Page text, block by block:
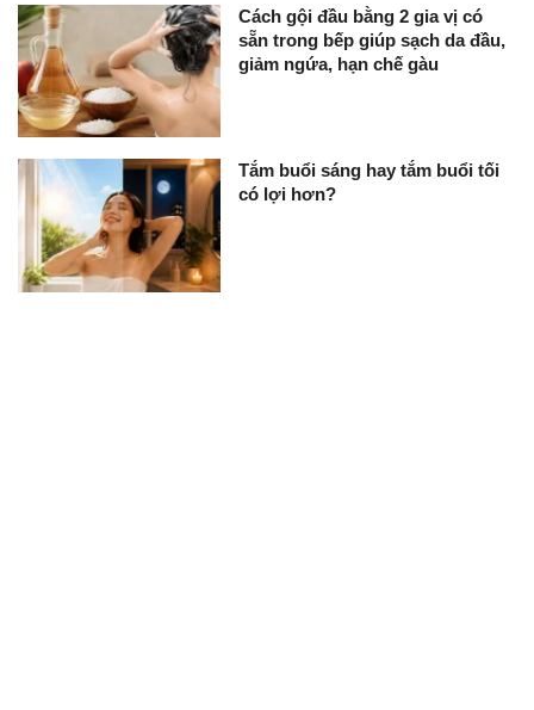
Cách gội đầu bằng 2 gia vị có
sẵn trong bếp giúp sạch da đầu,
giảm ngứa, hạn chế gàu
Tắm buổi sáng hay tắm buổi tối
có lợi hơn?